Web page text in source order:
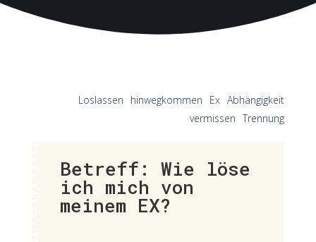
Abhängigkeit
Ex
hinwegkommen
Loslassen
Trennung
vermissen
Betreff: Wie löse
ich mich von
meinem EX?